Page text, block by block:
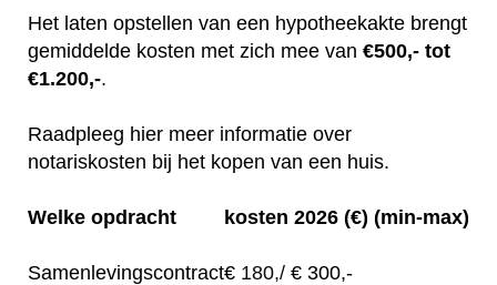
Het laten opstellen van een hypotheekakte brengt
gemiddelde kosten met zich mee van €500,- tot
€1.200,-.
Raadpleeg hier meer informatie over
notariskosten bij het kopen van een huis.
Welke opdracht kosten 2026 (€) (min-max)
Samenlevingscontract€ 180,/ € 300,-